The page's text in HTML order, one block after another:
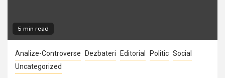
5 min read
Analize-Controverse Dezbateri Editorial Politic Social
Uncategorized